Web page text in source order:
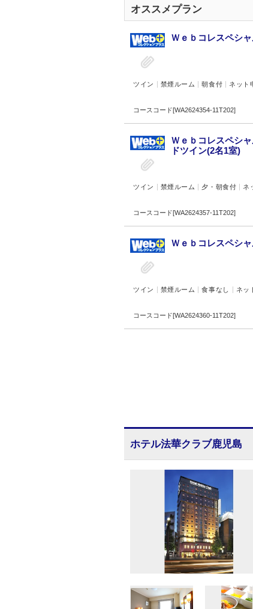
オススメプラン
Ｗｅｂコレスペシ
ツイン 禁煙ルーム 朝食付 ネット
コースコード[WA2624354-11T202]
Ｗｅｂコレスペシ
ドツイン(2名1室)
ツイン 禁煙ルーム 夕・朝食付 ネ
コースコード[WA2624357-11T202]
Ｗｅｂコレスペシ
ツイン 禁煙ルーム 食事なし ネッ
コースコード[WA2624360-11T202]
ホテル法華クラブ鹿児島